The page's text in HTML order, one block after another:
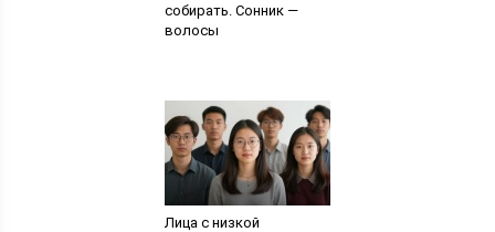
собирать. Сонник —
волосы
Лица с низкой